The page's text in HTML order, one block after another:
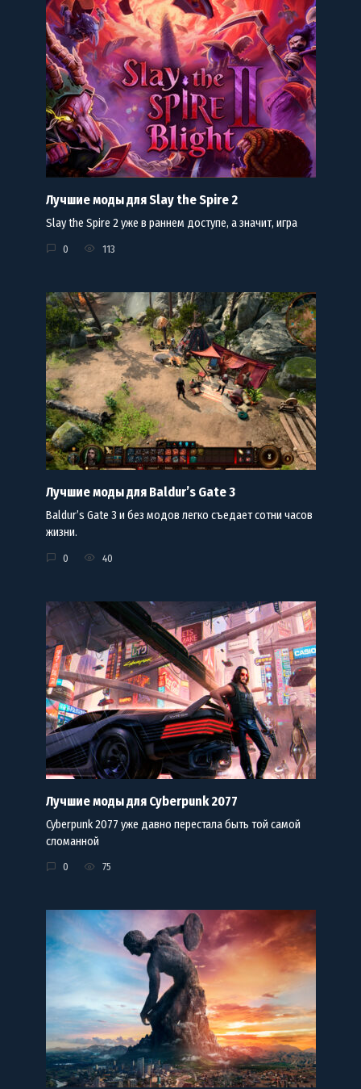
Лучшие моды для Slay the Spire 2
Slay the Spire 2 уже в раннем доступе, а значит, игра
0 113
Лучшие моды для Baldur’s Gate 3
Baldur’s Gate 3 и без модов легко съедает сотни часов
жизни.
0 40
Лучшие моды для Cyberpunk 2077
Cyberpunk 2077 уже давно перестала быть той самой
сломанной
0 75